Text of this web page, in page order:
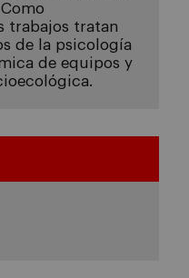
trabajos tratan
de la psicología
de equipos y